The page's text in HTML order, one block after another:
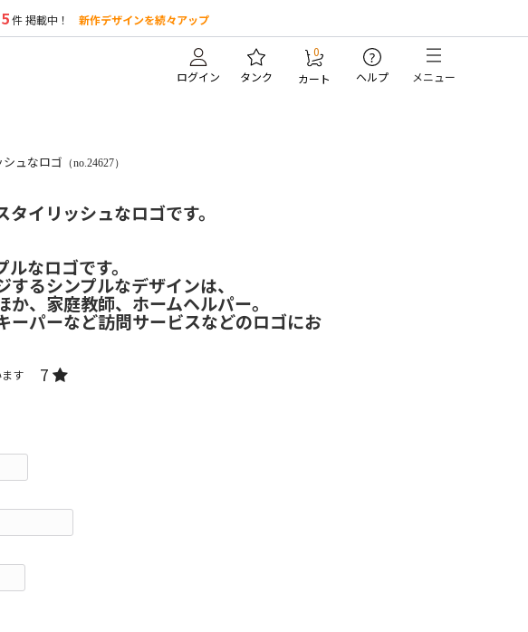
件 掲載中！ 新作デザインを続々アップ
ログイン タンク
0
カート
?
ヘルプ メニュー
ュなロゴ （no.24627）
イリッシュなロゴです。
なロゴです。
るシンプルなデザインは、
、家庭教師、ホームヘルパー。
ーパーなど訪問サービスなどのロゴにお
す 7